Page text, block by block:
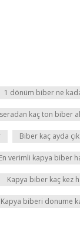
1 dönüm biber ne
kaç ton biber
Biber kaç ayda
En verimli kapya biber
Kapya biber kaç kez
Kapya biberi donume